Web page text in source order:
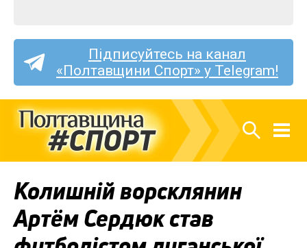
Підписуйтесь на канал
«Полтавщини Спорт» у Telegram!
Колишній ворсклянин
Артём Сердюк став